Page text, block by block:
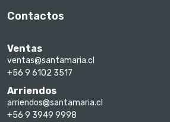
Contactos
Ventas
ventas@santamaria.cl
+56 9 6102 3517
Arriendos
arriendos@santamaria.cl
+56 9 3949 9998